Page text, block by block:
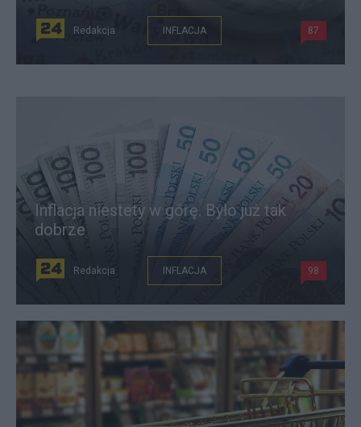
Redakcja INFLACJA 87
Inflacja niestety w górę. Było już tak
dobrze
Redakcja INFLACJA 98